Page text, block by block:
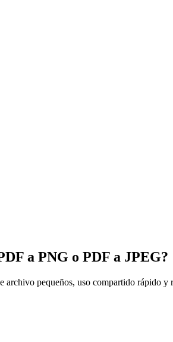
a PNG o PDF a JPEG?
pequeños, uso compartido rápido y